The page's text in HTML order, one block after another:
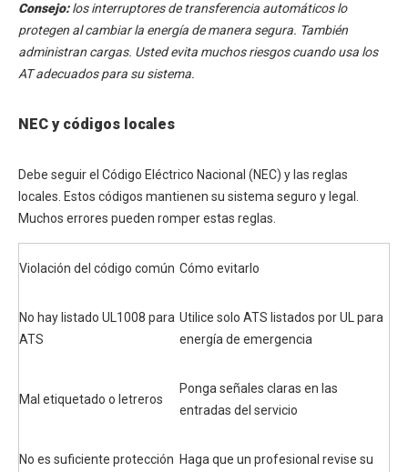
Consejo:los interruptores de transferencia automáticos lo
protegen al cambiar la energía de manera segura. También
administran cargas. Usted evita muchos riesgos cuando usa los
AT adecuados para su sistema.
NEC y códigos locales
Debe seguir el Código Eléctrico Nacional (NEC) y las reglas
locales. Estos códigos mantienen su sistema seguro y legal.
Muchos errores pueden romper estas reglas.
Violación del código común Cómo evitarlo
No hay listado UL1008 para
ATS
Utilice solo ATS listados por UL para
energía de emergencia
Mal etiquetado o letreros
Ponga señales claras en las
entradas del servicio
No es suficiente protección Haga que un profesional revise su